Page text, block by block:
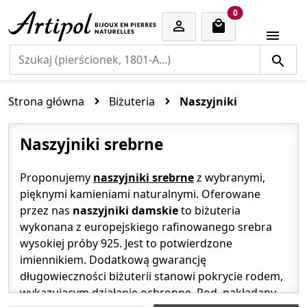

0cart items

Strona główna Biżuteria Naszyjniki
Naszyjniki srebrne
Proponujemy naszyjniki srebrnez wybranymi,
pięknymi kamieniami naturalnymi. Oferowane
przez nas naszyjniki damskieto biżuteria
wykonana z europejskiego rafinowanego srebra
wysokiej próby 925. Jest to potwierdzone
imiennikiem. Dodatkową gwarancję
długowieczności biżuterii stanowi pokrycie rodem,
wykazującym działanie ochronne. Rod, nakładany